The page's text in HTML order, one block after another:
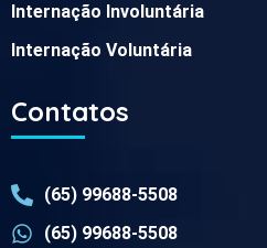
Internação Involuntária
Internação Voluntária
Contatos
(65) 99688-5508
(65) 99688-5508